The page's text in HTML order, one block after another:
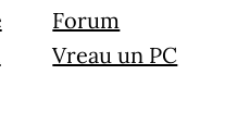
Forum
Vreau un PC